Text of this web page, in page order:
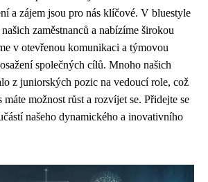
a zájem jsou pro nás klíčové. V bluestyle
zaměstnanců a nabízíme širokou
v otevřenou komunikaci a týmovou
společných cílů. Mnoho našich
z juniorských pozic na vedoucí role, což
máte možnost růst a rozvíjet se. Přidejte se
našeho dynamického a inovativního